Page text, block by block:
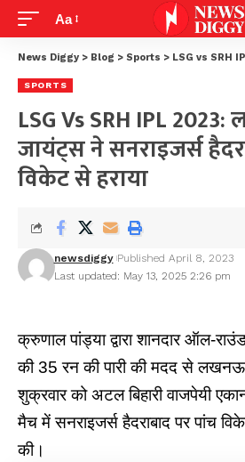
Aa
News Diggy > Blog > Sports > LSG vs SRH IPL 2023:
SPORTS
LSG Vs SRH IPL
जायंट्स ने सनराइजर्स
विकेट से हराया
Last updated: May 13, 2025 2:26 pm
newsdiggy Published April 8, 2023
क्रुणाल पांड्या द्वारा शानदार ऑल-
की 35 रन की पारी की मदद से
शुक्रवार को अटल बिहारी वाजपेयी
मैच में सनराइजर्स हैदराबाद पर पांच
की।